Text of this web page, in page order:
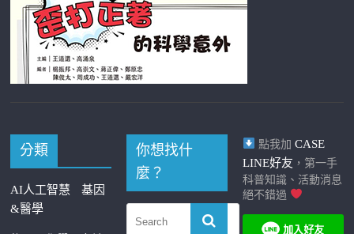
分類
AI人工智慧
基因
&醫學
你想找什
麼？
點我加 CASE
LINE好友 ，第一手
科普知識、活動消息
絕不錯過